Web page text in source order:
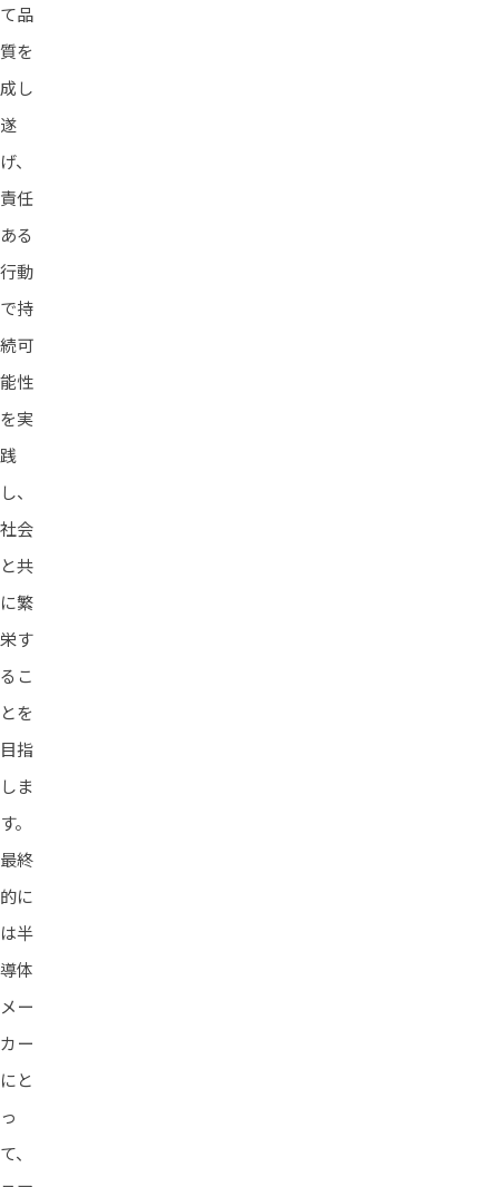
て品
質を
成し
遂
げ、
責任
ある
行動
で持
続可
能性
を実
践
し、
社会
と共
に繁
栄す
るこ
とを
目指
しま
す。
最終
的に
は半
導体
メー
カー
にと
っ
て、